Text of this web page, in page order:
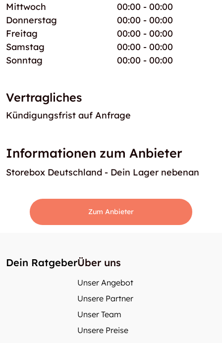
Mittwoch
00:00 - 00:00
Donnerstag
00:00 - 00:00
Freitag
00:00 - 00:00
Samstag
00:00 - 00:00
Sonntag
00:00 - 00:00
Vertragliches
Kündigungsfrist auf Anfrage
Informationen zum Anbieter
Storebox Deutschland - Dein Lager nebenan
Zum Anbieter
Dein RatgeberÜber uns
Unser Angebot
Unsere Partner
Unser Team
Unsere Preise